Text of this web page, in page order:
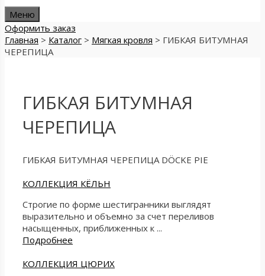
Меню
Оформить заказ
Главная > Каталог > Мягкая кровля > ГИБКАЯ БИТУМНАЯ
ЧЕРЕПИЦА
ГИБКАЯ БИТУМНАЯ
ЧЕРЕПИЦА
ГИБКАЯ БИТУМНАЯ ЧЕРЕПИЦА DÖCKE PIE
КОЛЛЕКЦИЯ КЁЛЬН
Строгие по форме шестигранники выглядят
выразительно и объемно за счет переливов
насыщенных, приближенных к ...
Подробнее
КОЛЛЕКЦИЯ ЦЮРИХ